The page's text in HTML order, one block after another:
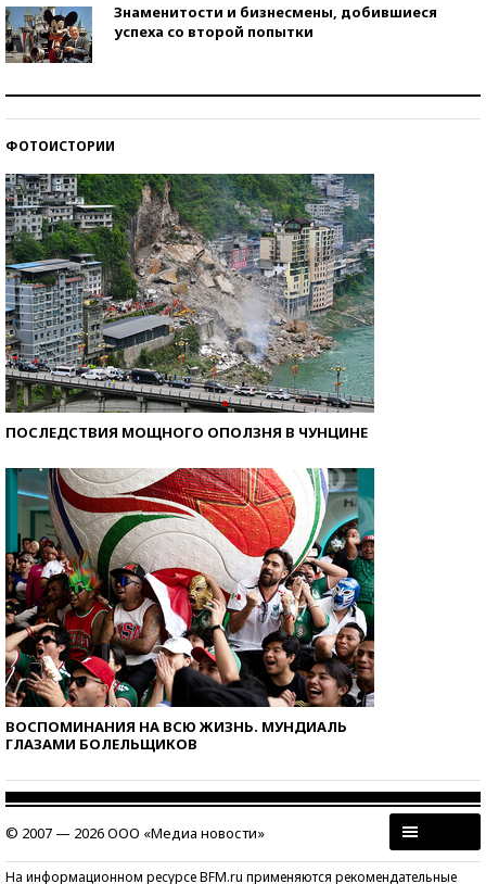
Знаменитости и бизнесмены, добившиеся
успеха со второй попытки
ФОТОИСТОРИИ
ПОСЛЕДСТВИЯ МОЩНОГО ОПОЛЗНЯ В ЧУНЦИНЕ
ВОСПОМИНАНИЯ НА ВСЮ ЖИЗНЬ. МУНДИАЛЬ
ГЛАЗАМИ БОЛЕЛЬЩИКОВ
© 2007 — 2026 ООО «Медиа новости»
На информационном ресурсе BFM.ru применяются рекомендательные